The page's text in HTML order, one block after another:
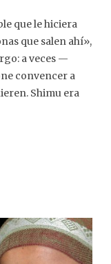
que le hiciera
que salen ahí»,
a veces —
convencer a
Shimu era